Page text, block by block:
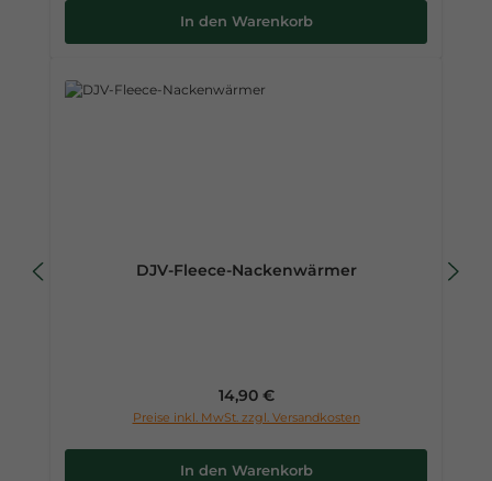
In den Warenkorb
DJV-Fleece-Nackenwärmer
Regulärer Preis:
14,90 €
Preise inkl. MwSt. zzgl. Versandkosten
In den Warenkorb